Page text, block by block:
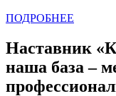
ПОДРОБНЕЕ
Наставник
наша база –